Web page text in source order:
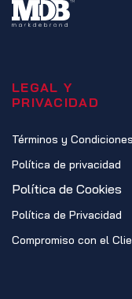
LEGAL Y
PRIVACIDAD
Términos y Condiciones
Política de privacidad
Política de Cookies
Política de Privacidad
Compromiso con el